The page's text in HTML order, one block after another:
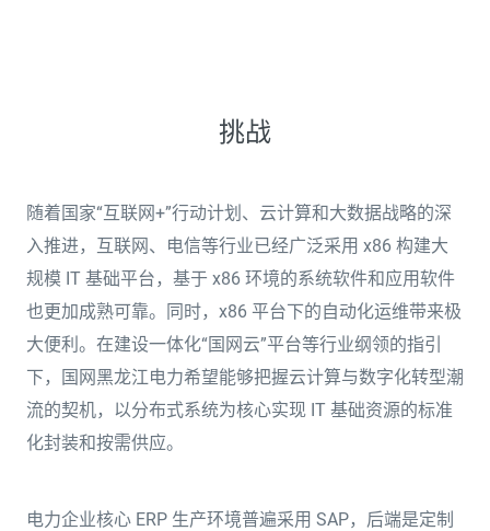
挑战
随着国家“互联网+”行动计划、云计算和大数据战略的深
入推进，互联网、电信等行业已经广泛采用 x86 构建大
规模 IT 基础平台，基于 x86 环境的系统软件和应用软件
也更加成熟可靠。同时，x86 平台下的自动化运维带来极
大便利。在建设一体化“国网云”平台等行业纲领的指引
下，国网黑龙江电力希望能够把握云计算与数字化转型潮
流的契机，以分布式系统为核心实现 IT 基础资源的标准
化封装和按需供应。
电力企业核心 ERP 生产环境普遍采用 SAP，后端是定制